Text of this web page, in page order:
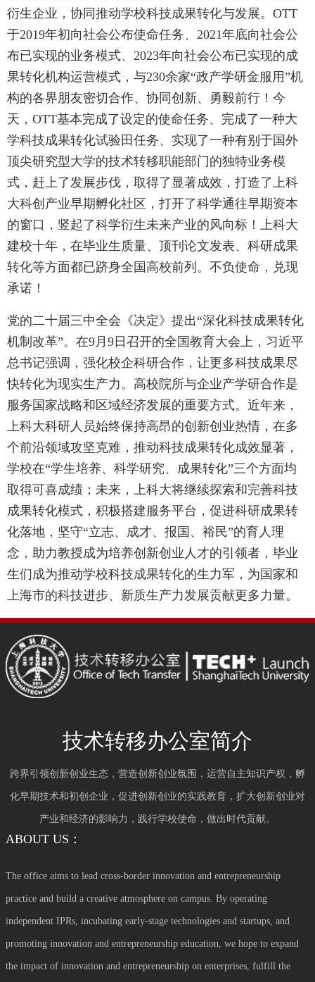
衍生企业，协同推动学校科技成果转化与发展。OTT
于2019年初向社会公布使命任务、2021年底向社会公
布已实现的业务模式、2023年向社会公布已实现的成
果转化机构运营模式，与230余家“政产学研金服用”机
构的各界朋友密切合作、协同创新、勇毅前行！今
天，OTT基本完成了设定的使命任务、完成了一种大
学科技成果转化试验田任务、实现了一种有别于国外
顶尖研究型大学的技术转移职能部门的独特业务模
式，赶上了发展步伐，取得了显著成效，打造了上科
大科创产业早期孵化社区，打开了科学通往早期资本
的窗口，竖起了科学衍生未来产业的风向标！上科大
建校十年，在毕业生质量、顶刊论文发表、科研成果
转化等方面都已跻身全国高校前列。不负使命，兑现
承诺！
党的二十届三中全会《决定》提出“深化科技成果转化
机制改革”。在9月9日召开的全国教育大会上，习近平
总书记强调，强化校企科研合作，让更多科技成果尽
快转化为现实生产力。高校院所与企业产学研合作是
服务国家战略和区域经济发展的重要方式。近年来，
上科大科研人员始终保持高昂的创新创业热情，在多
个前沿领域攻坚克难，推动科技成果转化成效显著，
学校在“学生培养、科学研究、成果转化”三个方面均
取得可喜成绩；未来，上科大将继续探索和完善科技
成果转化模式，积极搭建服务平台，促进科研成果转
化落地，坚守“立志、成才、报国、裕民”的育人理
念，助力教授成为培养创新创业人才的引领者，毕业
生们成为推动学校科技成果转化的生力军，为国家和
上海市的科技进步、新质生产力发展贡献更多力量。
技术转移办公室简介
跨界引领创新创业生态，营造创新创业氛围，运营自主知识产权，孵
化早期技术和初创企业，促进创新创业的实践教育，扩大创新创业对
产业和经济的影响力，践行学校使命，做出时代贡献。
ABOUT US：
The office aims to lead cross-border innovation and entrepreneurship
practice and build a creative atmosphere on campus. By operating
independent IPRs, incubating early-stage technologies and startups, and
promoting innovation and entrepreneurship education, we hope to expand
the impact of innovation and entrepreneurship on enterprises, fulfill the